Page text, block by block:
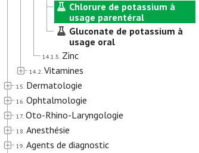
Chlorure de potassium à
usage parentéral
Gluconate de potassium à
usage oral
14.1.5. Zinc
14.2. Vitamines
15. Dermatologie
16. Ophtalmologie
17. Oto-Rhino-Laryngologie
18. Anesthésie
19. Agents de diagnostic